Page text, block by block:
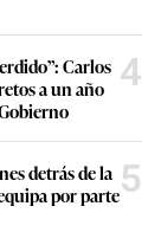
Carlos
a un año
4
detrás de la
por parte5